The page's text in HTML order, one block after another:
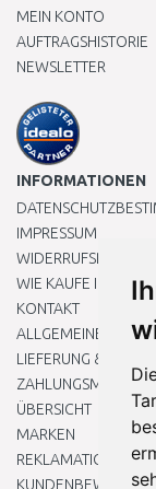
MEIN KONTO
AUFTRAGSHISTORIE
NEWSLETTER
INFORMATIONEN
IMPRESSUM
WIDERRUFSRECHT
WIE KAUFE ICH EIN?
KONTAKT
ALLGEMEINEN
LIEFERUNG &
ÜBERSICHT
MARKEN
REKLAMATIONEN